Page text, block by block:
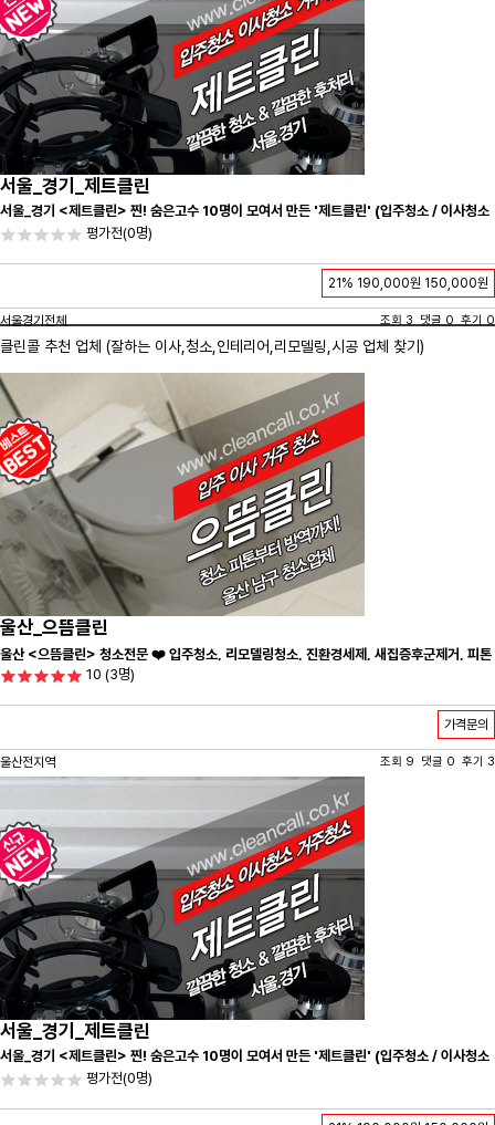
서울_경기_제트클린
서울_경기 <제트클린> 찐! 숨은고수 10명이 모여서 만든 '제트클린' (입주청소 / 이사청소
/ 줄눈시공) 항상 꼼꼼하게 친절하게 응대하겠습니다^-^
평가전(0명)
21% 190,000원 150,000원
서울경기전체 조회 3 댓글 0 후기 0
클린콜 추천 업체 (잘하는 이사, 청소 ,인테리어,리모델링,시공 업체 찾기)
울산_으뜸클린
울산 <으뜸클린> 청소전문 ❤️ 입주청소, 리모델링청소, 진환경세제, 새집증후군제거, 피톤
치드시공 전문 청소 업체 ❤️
10 (3명)
가격문의
울산전지역 조회 9 댓글 0 후기 3
서울_경기_제트클린
서울_경기 <제트클린> 찐! 숨은고수 10명이 모여서 만든 '제트클린' (입주청소 / 이사청소
/ 줄눈시공) 항상 꼼꼼하게 친절하게 응대하겠습니다^-^
평가전(0명)